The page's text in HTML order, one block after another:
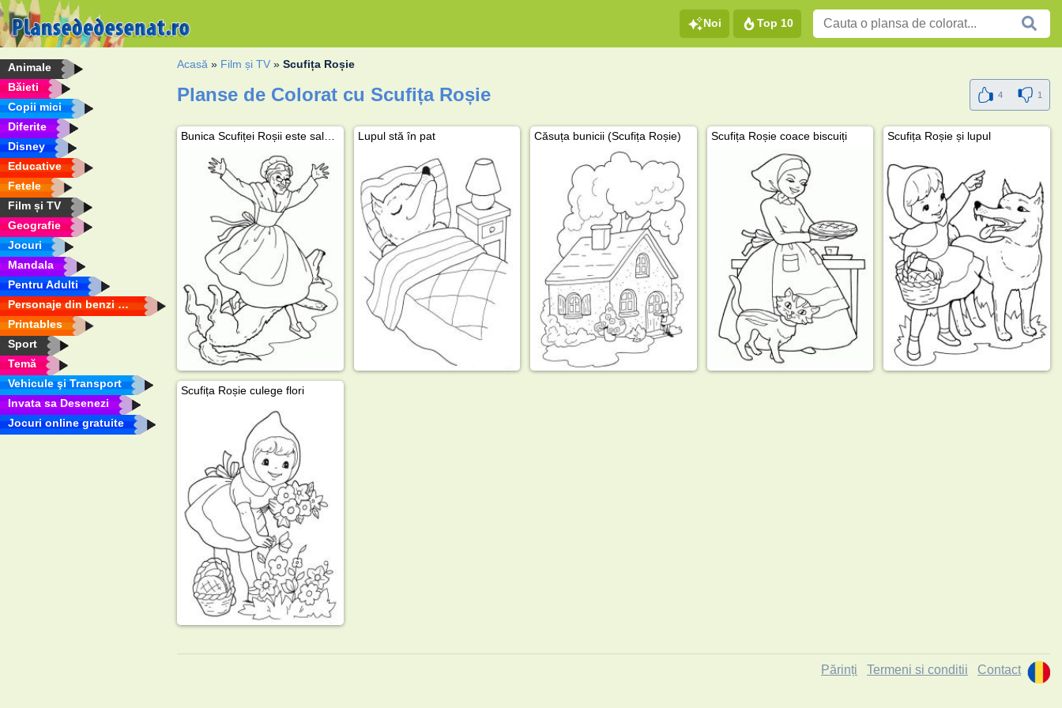
Noi Top 10
Animale
Băieti
Copii mici
Diferite
Disney
Educative
Fetele
Film și TV
Geografie
Jocuri
Mandala
Pentru Adulti
Personaje din benzi desenate
Printables
Sport
Temă
Vehicule şi Transport
Invata sa Desenezi
Jocuri online gratuite
Acasă » Film și TV »Scufița Roșie
Planse de Colorat cu Scufița Roșie 4 1
Lupul stă în pat Căsuța bunicii (Scufița Roșie) Scufița Roșie coace biscuiți Scufița Roșie și lupul
Scufița Roșie culege flori
Părinți Termeni si conditii Contact